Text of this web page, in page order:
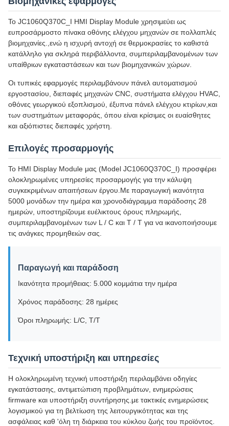
Το JC1060Q370C_I HMI Display Module χρησιμεύει ως
ευπροσάρμοστο πίνακα οθόνης ελέγχου μηχανών σε πολλαπλές
βιομηχανίες.,ενώ η ισχυρή αντοχή σε θερμοκρασίες το καθιστά
κατάλληλο για σκληρά περιβάλλοντα, συμπεριλαμβανομένων των
υπαίθριων εγκαταστάσεων και των βιομηχανικών χώρων.
Οι τυπικές εφαρμογές περιλαμβάνουν πάνελ αυτοματισμού
εργοστασίου, διεπαφές μηχανών CNC, συστήματα ελέγχου HVAC,
οθόνες γεωργικού εξοπλισμού, έξυπνα πάνελ ελέγχου κτιρίων,και
των συστημάτων μεταφοράς, όπου είναι κρίσιμες οι ευαίσθητες
και αξιόπιστες διεπαφές χρήστη.
Επιλογές προσαρμογής
Το HMI Display Module μας (Model JC1060Q370C_I) προσφέρει
ολοκληρωμένες υπηρεσίες προσαρμογής για την κάλυψη
συγκεκριμένων απαιτήσεων έργου.Με παραγωγική ικανότητα
5000 μονάδων την ημέρα και χρονοδιάγραμμα παράδοσης 28
ημερών, υποστηρίζουμε ευέλικτους όρους πληρωμής,
συμπεριλαμβανομένων των L / C και T / T για να ικανοποιήσουμε
τις ανάγκες προμηθειών σας.
Παραγωγή και παράδοση
Ικανότητα προμήθειας: 5.000 κομμάτια την ημέρα
Χρόνος παράδοσης: 28 ημέρες
Όροι πληρωμής: L/C, T/T
Τεχνική υποστήριξη και υπηρεσίες
Η ολοκληρωμένη τεχνική υποστήριξη περιλαμβάνει οδηγίες
εγκατάστασης, αντιμετώπιση προβλημάτων, ενημερώσεις
firmware και υποστήριξη συντήρησης.με τακτικές ενημερώσεις
λογισμικού για τη βελτίωση της λειτουργικότητας και της
ασφάλειας καθ 'όλη τη διάρκεια του κύκλου ζωής του προϊόντος.